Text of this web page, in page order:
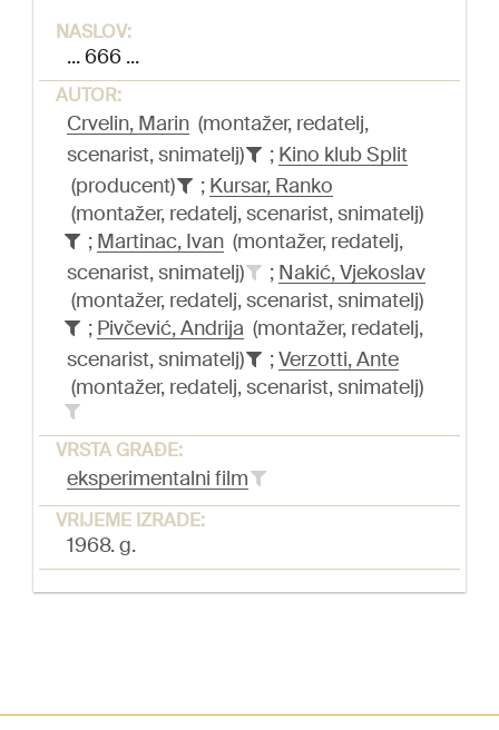
NASLOV:
... 666 ...
AUTOR:
Crvelin, Marin (montažer, redatelj,
scenarist, snimatelj)
; Kino klub Split
(producent)
; Kursar, Ranko
(montažer, redatelj, scenarist, snimatelj)
; Martinac, Ivan (montažer, redatelj,
scenarist, snimatelj)
; Nakić, Vjekoslav
(montažer, redatelj, scenarist, snimatelj)
; Pivčević, Andrija (montažer, redatelj,
scenarist, snimatelj)
;Verzotti, Ante
(montažer, redatelj, scenarist, snimatelj)
VRSTA GRAĐE:
eksperimentalni film
VRIJEME IZRADE:
1968. g.